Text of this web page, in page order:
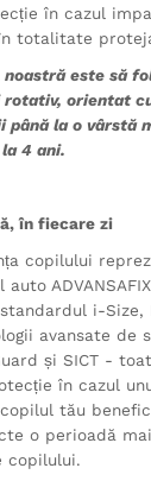
în cazul
totalitate
noastră este să
rotativ, orientat
până la o vârstă
4 ani.
în fiecare zi
copilului
auto
i-Size,
avansate de
și SICT -
în cazul
tău
o perioadă
copilului.